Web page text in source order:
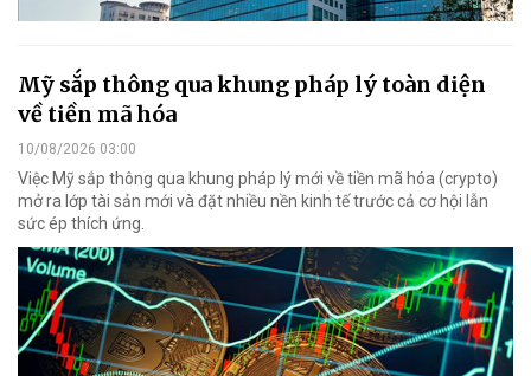
Mỹ sắp thông qua khung pháp lý toàn diện
về tiền mã hóa
10/08/2026 03:00
Việc Mỹ sắp thông qua khung pháp lý mới về tiền mã hóa (crypto)
mở ra lớp tài sản mới và đặt nhiều nền kinh tế trước cả cơ hội lẫn
sức ép thích ứng.